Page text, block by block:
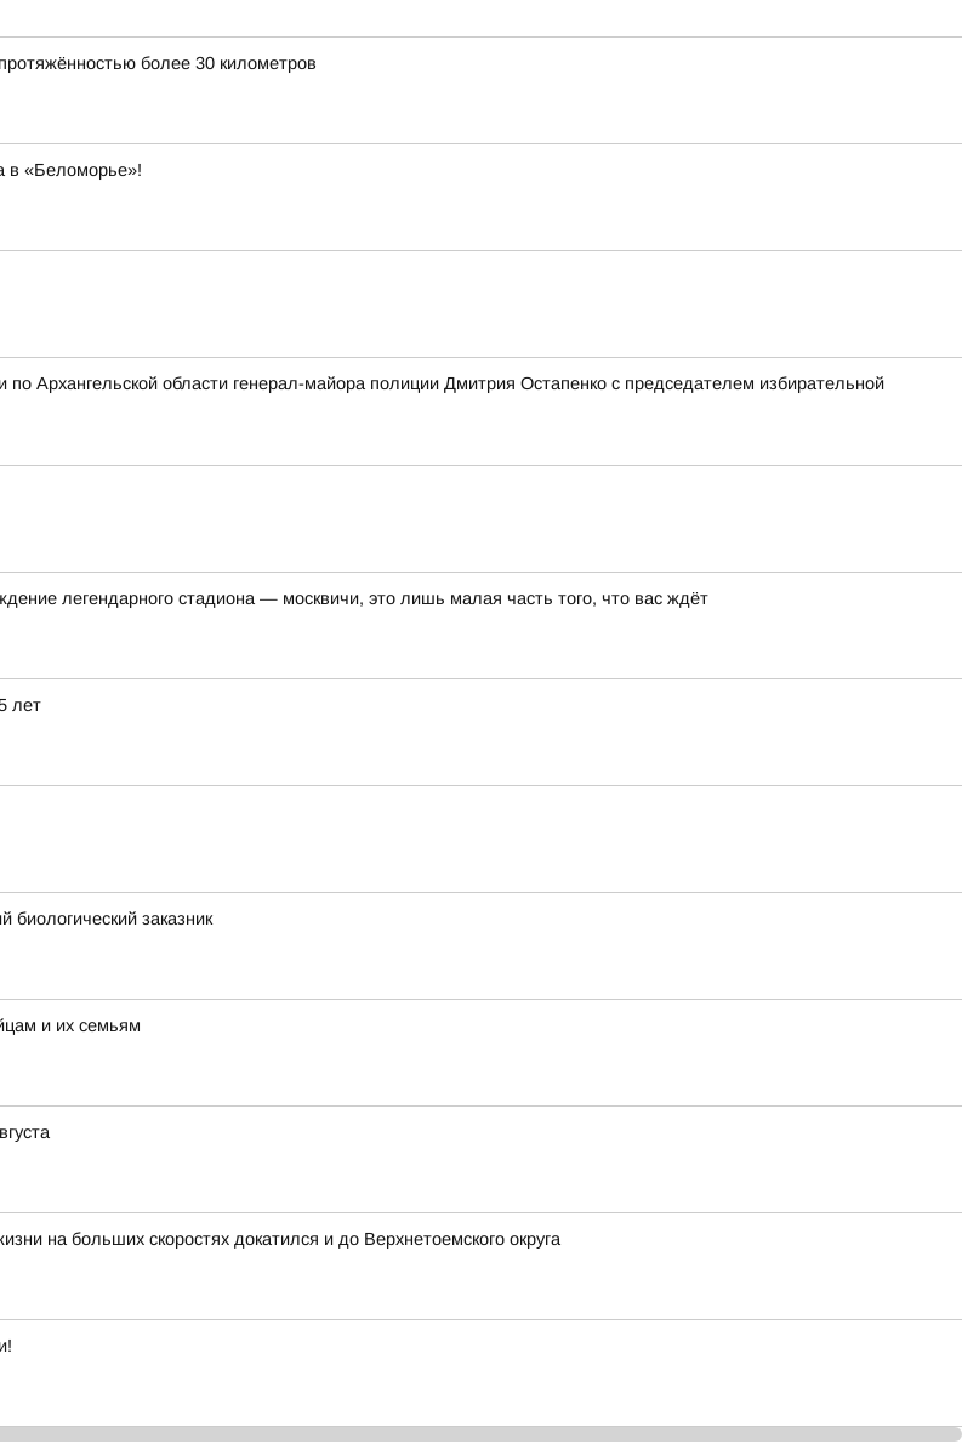
более 30 километров
в «Беломорье»!
Архангельской области генерал-майора полиции Дмитрия Остапенко с председателем избирательной
легендарного стадиона — москвичи, это лишь малая часть того, что вас ждёт
лет
биологический заказник
и их семьям
на больших скоростях докатился и до Верхнетоемского округа